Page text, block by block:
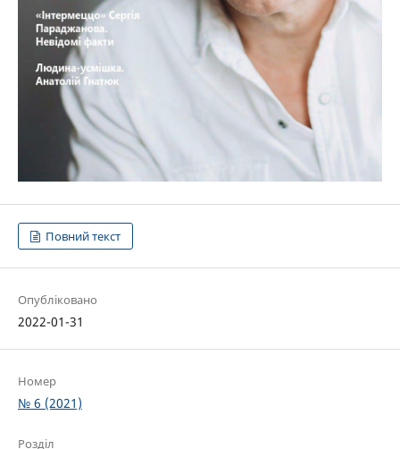
Повний текст
Опубліковано
2022-01-31
Номер
№ 6 (2021)
Розділ